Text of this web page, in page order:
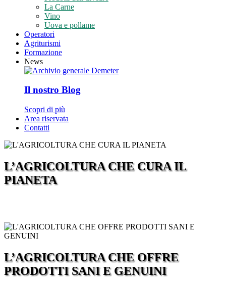
La Carne
Vino
Uova e pollame
Operatori
Agriturismi
Formazione
News
Il nostro Blog
Scopri di più
Area riservata
Contatti
L’AGRICOLTURA CHE CURA IL
PIANETA
L’AGRICOLTURA CHE OFFRE
PRODOTTI SANI E GENUINI